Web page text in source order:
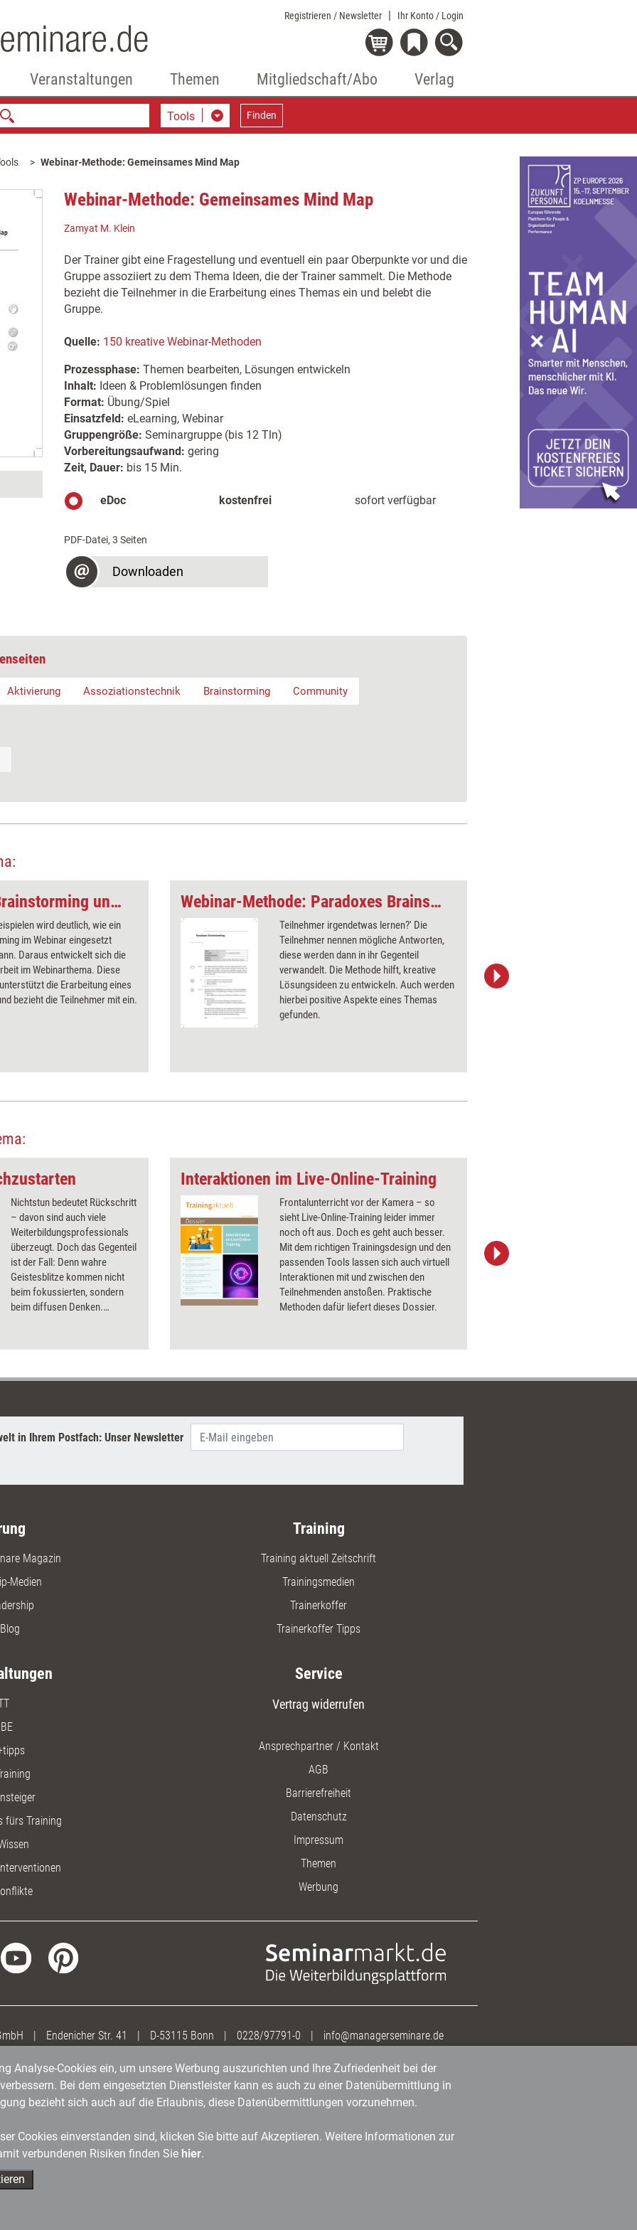
Registrieren / Newsletter Ihr Konto / Login
Veranstaltungen Themen Mitgliedschaft/Abo Verlag
Tools Finden
Webinar-Methode: Gemeinsames Mind Map
Webinar-Methode: Gemeinsames Mind Map
Zamyat M. Klein
Der Trainer gibt eine Fragestellung und eventuell ein paar Oberpunkte vor und die
Gruppe assoziiert zu dem Thema Ideen, die der Trainer sammelt. Die Methode
bezieht die Teilnehmer in die Erarbeitung eines Themas ein und belebt die
Gruppe.
Quelle: 150 kreative Webinar-Methoden
Prozessphase: Themen bearbeiten, Lösungen entwickeln
Inhalt: Ideen & Problemlösungen finden
Format: Übung/Spiel
Einsatzfeld: eLearning, Webinar
Gruppengröße: Seminargruppe (bis 12 Tln)
Vorbereitungsaufwand: gering
Zeit, Dauer: bis 15 Min.
eDoc kostenfrei sofort verfügbar
PDF-Datei, 3 Seiten
Downloaden
Aktivierung Assoziationstechnik Brainstorming Community
Webinar-Methode: Brainstorming und Weiterarbeit
wird deutlich, wie ein
im Webinar eingesetzt
Daraus entwickelt sich die
im Webinarthema. Diese
die Erarbeitung eines
bezieht die Teilnehmer mit ein.
Webinar-Methode: Paradoxes Brainstorming
Teilnehmer irgendetwas lernen?' Die
Teilnehmer nennen mögliche Antworten,
diese werden dann in ihr Gegenteil
verwandelt. Die Methode hilft, kreative
Lösungsideen zu entwickeln. Auch werden
hierbei positive Aspekte eines Themas
gefunden.
Nichtstun bedeutet Rückschritt
– davon sind auch viele
Weiterbildungsprofessionals
überzeugt. Doch das Gegenteil
ist der Fall: Denn wahre
Geistesblitze kommen nicht
beim fokussierten, sondern
beim diffusen Denken.
Interaktionen im Live-Online-Training
Frontalunterricht vor der Kamera – so
sieht Live-Online-Training leider immer
noch oft aus. Doch es geht auch besser.
Mit dem richtigen Trainingsdesign und den
passenden Tools lassen sich auch virtuell
Interaktionen mit und zwischen den
Teilnehmenden anstoßen. Praktische
Methoden dafür liefert dieses Dossier.
in Ihrem Postfach: Unser Newsletter
Magazin
Medien
Training
Training aktuell Zeitschrift
Trainingsmedien
Trainerkoffer
Trainerkoffer Tipps
fürs Training
Service
Vertrag widerrufen
Ansprechpartner / Kontakt
AGB
Barrierefreiheit
Datenschutz
Impressum
Themen
Werbung
| Endenicher Str. 41 | D-53115 Bonn | 0228/97791-0 | info@managerseminare.de
Analyse-Cookies ein, um unsere Werbung auszurichten und Ihre Zufriedenheit bei der
Bei dem eingesetzten Dienstleister kann es auch zu einer Datenübermittlung in
bezieht sich auch auf die Erlaubnis, diese Datenübermittlungen vorzunehmen.
Cookies einverstanden sind, klicken Sie bitte auf Akzeptieren. Weitere Informationen zur
verbundenen Risiken finden Sie hier.